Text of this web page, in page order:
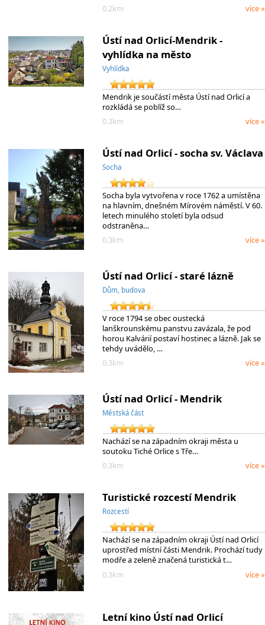
0.2km
více »
Ústí nad Orlicí-Mendrik -
vyhlídka na město
Vyhlídka
Mendrik je součástí města Ústí nad Orlicí a
rozkládá se poblíž so…
0.3km
více »
Ústí nad Orlicí - socha sv. Václava
Socha
Socha byla vytvořena v roce 1762 a umístěna
na hlavním, dnešném Mírovém náměstí. V 60.
letech minulého století byla odsud
odstraněna…
0.3km
více »
Ústí nad Orlicí - staré lázně
Dům, budova
V roce 1794 se obec oustecká
lanškrounskému panstvu zavázala, že pod
horou Kalvárií postaví hostinec a lázně. Jak se
tehdy uvádělo, …
0.3km
více »
Ústí nad Orlicí - Mendrik
Městská část
Nachází se na západním okraji města u
soutoku Tiché Orlice s Tře…
0.3km
více »
Turistické rozcestí Mendrik
Rozcestí
Nachází se na západním okraji Ústí nad Orlicí
uprostřed místní části Mendrik. Prochází tudy
modře a zeleně značená turistická t…
0.3km
více »
Letní kino Ústí nad Orlicí